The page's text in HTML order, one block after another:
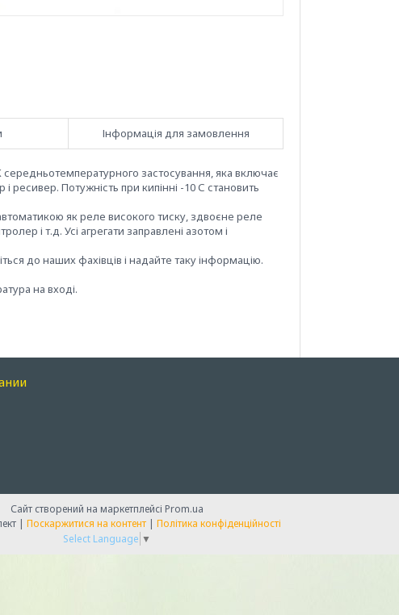
Інформація для замовлення
застосування, яка включає
Потужність при кипінні -10 С становить
як реле високого тиску, здвоєне реле
і т.д. Усі агрегати заправлені азотом і
до наших фахівців і надайте таку інформацію.
на вході.
Сайт створений на маркетплейсі Prom.ua
Холод - Комплект | Поскаржитися на контент | Політика конфіденційності
Select Language ▼